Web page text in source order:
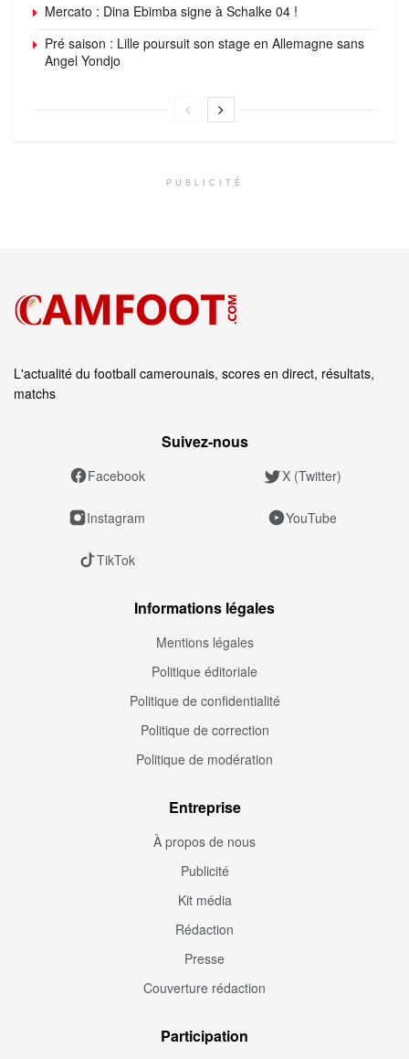
Mercato : Dina Ebimba signe à Schalke 04 !
Pré saison : Lille poursuit son stage en Allemagne sans
Angel Yondjo
PUBLICITÉ
L'actualité du football camerounais, scores en direct, résultats,
matchs
Suivez‑nous
Facebook X (Twitter)
Instagram YouTube
TikTok
Informations légales
Mentions légales
Politique éditoriale
Politique de confidentialité
Politique de correction
Politique de modération
Entreprise
À propos de nous
Publicité
Kit média
Rédaction
Presse
Couverture rédaction
Participation